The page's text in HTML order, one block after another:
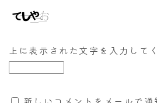
上に表示された文字を入力して